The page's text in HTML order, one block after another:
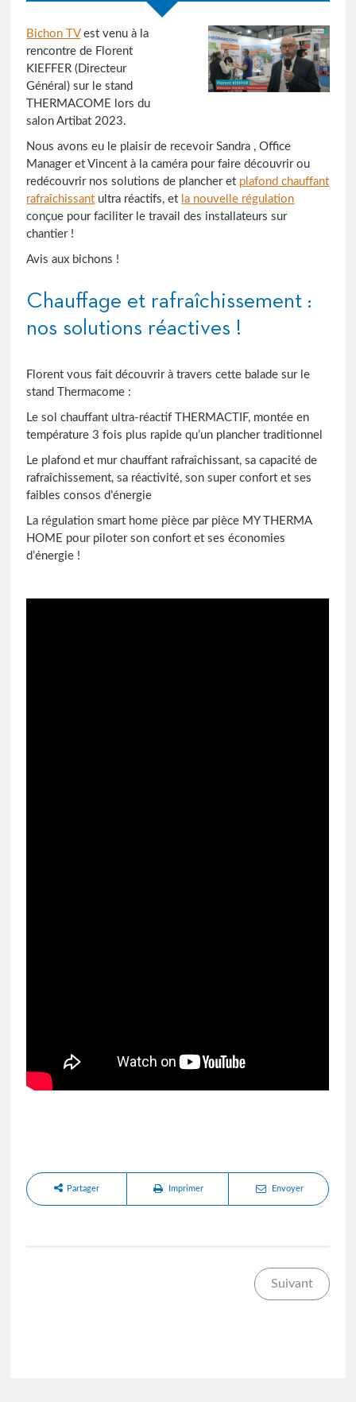
Bichon TVest venu à la
rencontre de Florent
KIEFFER (Directeur
Général) sur le stand
THERMACOME lors du
salon Artibat 2023.
Nous avons eu le plaisir de recevoir Sandra , Office
Manager et Vincent à la caméra pour faire découvrir ou
redécouvrir nos solutions de plancher et plafond chauffant
rafraîchissant ultra réactifs, et la nouvelle régulation
conçue pour faciliter le travail des installateurs sur
chantier !
Avis aux bichons !
Chauffage et rafraîchissement :
nos solutions réactives !
Florent vous fait découvrir à travers cette balade sur le
stand Thermacome :
Le sol chauffant ultra-réactif THERMACTIF, montée en
température 3 fois plus rapide qu’un plancher traditionnel
Le plafond et mur chauffant rafraîchissant, sa capacité de
rafraîchissement, sa réactivité, son super confort et ses
faibles consos d’énergie
La régulation smart home pièce par pièce MY THERMA
HOME pour piloter son confort et ses économies
d’énergie !
Partager Imprimer Envoyer
Suivant